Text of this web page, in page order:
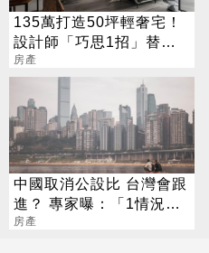
135萬打造50坪輕奢宅！
設計師「巧思1招」替她
省下4成費用
房產
中國取消公設比 台灣會跟
進？ 專家曝：「1情況」
才有機會
房產